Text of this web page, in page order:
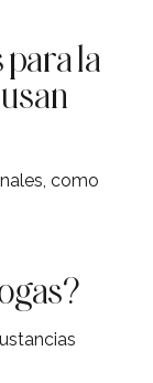
la
como